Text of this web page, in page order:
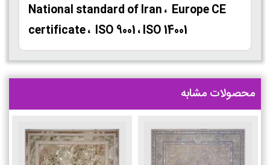
National standard of Iran ، Europe CE
certificate ، ISO 9001 ، ISO 14001
محصولات مشابه